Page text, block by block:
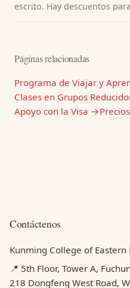
escrito. Hay descuentos
Páginas relacionadas
Programa de Viajar y
Clases en Grupos
Apoyo con la Visa →
Contáctenos
Kunming College of Eastern
📍 5th Floor, Tower A,
218 Dongfeng West Road,